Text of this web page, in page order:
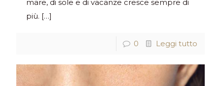
mare, di sole e di vacanze cresce sempre di
più. […]
0 Leggi tutto